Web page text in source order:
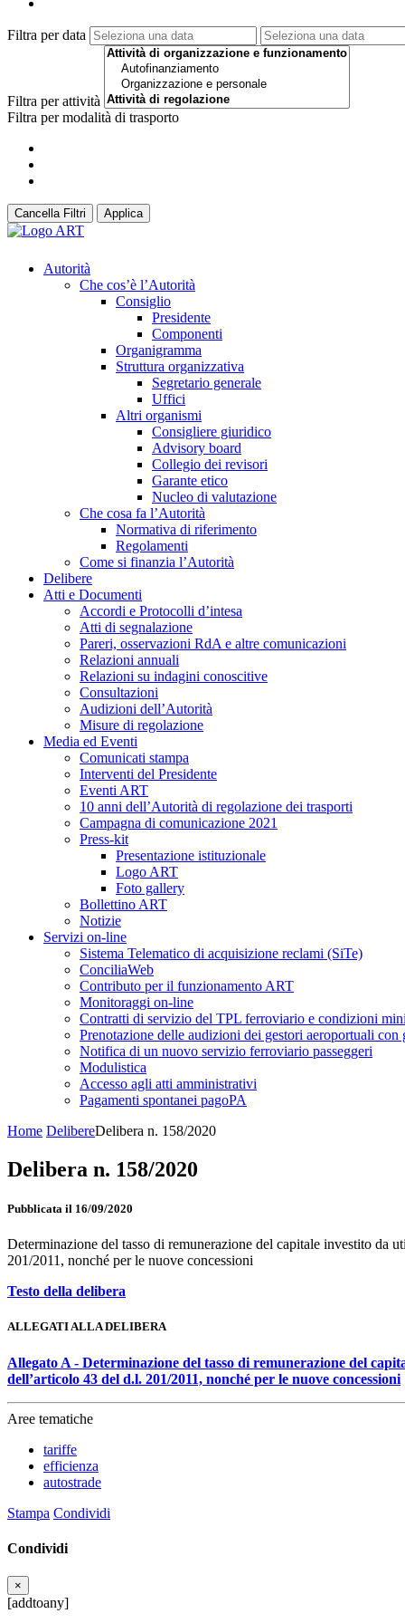
Filtra per data
Filtra per attività
Filtra per modalità di trasporto
Cancella Filtri Applica
Autorità
Che cos’è l’Autorità
Consiglio
Presidente
Componenti
Organigramma
Struttura organizzativa
Segretario generale
Uffici
Altri organismi
Consigliere giuridico
Advisory board
Collegio dei revisori
Garante etico
Nucleo di valutazione
Che cosa fa l’Autorità
Normativa di riferimento
Regolamenti
Come si finanzia l’Autorità
Delibere
Atti e Documenti
Accordi e Protocolli d’intesa
Atti di segnalazione
Pareri, osservazioni RdA e altre comunicazioni
Relazioni annuali
Relazioni su indagini conoscitive
Consultazioni
Audizioni dell’Autorità
Misure di regolazione
Media ed Eventi
Comunicati stampa
Interventi del Presidente
Eventi ART
10 anni dell’Autorità di regolazione dei trasporti
Campagna di comunicazione 2021
Press-kit
Presentazione istituzionale
Logo ART
Foto gallery
Bollettino ART
Notizie
Servizi on-line
Sistema Telematico di acquisizione reclami (SiTe)
ConciliaWeb
Contributo per il funzionamento ART
Monitoraggi on-line
Contratti di servizio del TPL ferroviario e condizioni
Prenotazione delle audizioni dei gestori aeroportuali con
Notifica di un nuovo servizio ferroviario passeggeri
Modulistica
Accesso agli atti amministrativi
Pagamenti spontanei pagoPA
Home DelibereDelibera n. 158/2020
Delibera n. 158/2020
Pubblicata il 16/09/2020
Determinazione del tasso di remunerazione del capitale investito da
201/2011, nonché per le nuove concessioni
Testo della delibera
ALLEGATI ALLA DELIBERA
Allegato A - Determinazione del tasso di remunerazione del
dell’articolo 43 del d.l. 201/2011, nonché per le nuove concessioni
Aree tematiche
tariffe
efficienza
autostrade
Stampa Condividi
Condividi
×
[addtoany]